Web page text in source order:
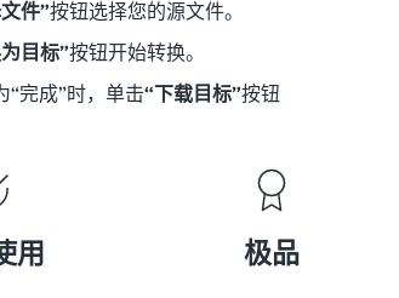
件”按钮选择您的源文件。
目标”按钮开始转换。
“完成”时，单击“下载目标”按钮
用 极品